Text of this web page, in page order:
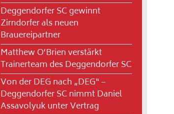
Deggendorfer SC gewinnt
Zirndorfer als neuen
Brauereipartner
Matthew O’Brien verstärkt
Trainerteam des Deggendorfer SC
Von der DEG nach „DEG“ –
Deggendorfer SC nimmt Daniel
Assavolyuk unter Vertrag